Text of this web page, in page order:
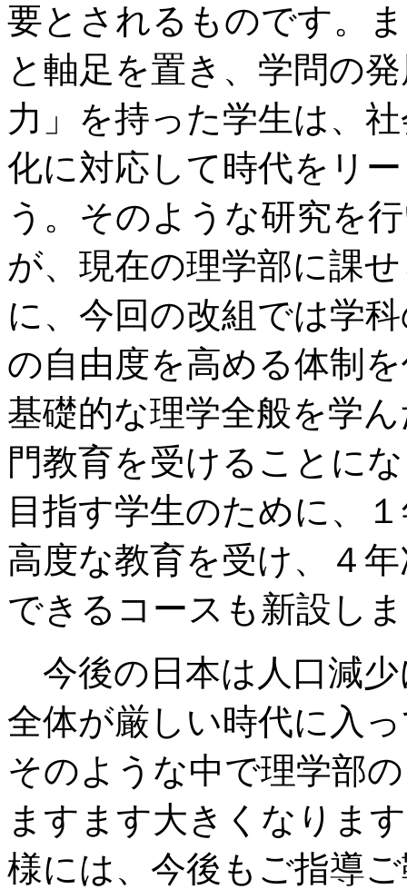
要とされるものです。
と軸足を置き、学問の
力」を持った学生は、
化に対応して時代をリ
う。そのような研究を
が、現在の理学部に課
に、今回の改組では学
の自由度を高める体制
基礎的な理学全般を学
門教育を受けることに
目指す学生のために、
高度な教育を受け、４
できるコースも新設し
今後の日本は人口減
全体が厳しい時代に入
そのような中で理学部
ますます大きくなりま
様には、今後もご指導